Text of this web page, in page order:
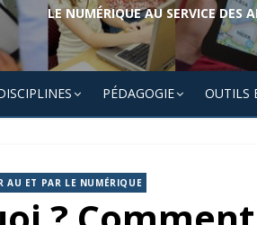
LE NUMÉRIQUE AU SERVICE DES
PÉDAGOGIE OUTILS
AU ET PAR LE NUMÉRIQUE